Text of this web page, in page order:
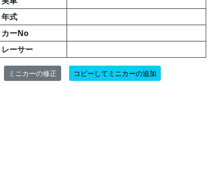
年式
カーNo
レーサー
ミニカーの修正 コピーしてミニカーの追加